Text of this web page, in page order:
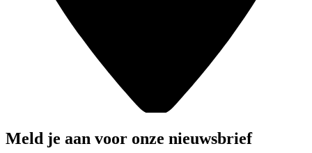
Meld je aan voor onze nieuwsbrief